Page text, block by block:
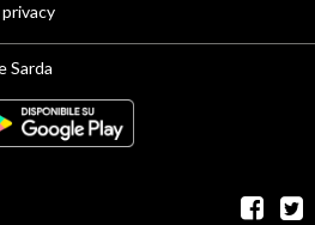
Sarda